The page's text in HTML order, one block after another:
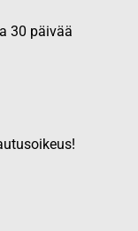
30 päivää